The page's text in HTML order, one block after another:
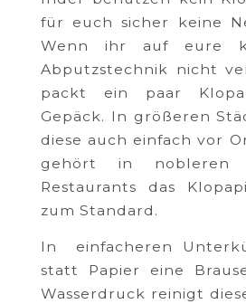
für euch sicher keine
Wenn ihr auf eure
Abputzstechnik nicht
packt ein paar
Gepäck. In größeren
diese auch einfach vor
gehört in nobleren
Restaurants das
zum Standard.
In einfacheren
statt Papier eine
Wasserdruck reinigt